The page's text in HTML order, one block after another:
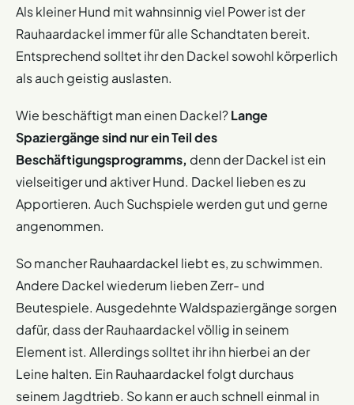
Als kleiner Hund mit wahnsinnig viel Power ist der
Rauhaardackel immer für alle Schandtaten bereit.
Entsprechend solltet ihr den Dackel sowohl körperlich
als auch geistig auslasten.
Wie beschäftigt man einen Dackel?Lange
Spaziergänge sind nur ein Teil des
Beschäftigungsprogramms, denn der Dackel ist ein
vielseitiger und aktiver Hund. Dackel lieben es zu
Apportieren. Auch Suchspiele werden gut und gerne
angenommen.
So mancher Rauhaardackel liebt es, zu schwimmen.
Andere Dackel wiederum lieben Zerr- und
Beutespiele. Ausgedehnte Waldspaziergänge sorgen
dafür, dass der Rauhaardackel völlig in seinem
Element ist. Allerdings solltet ihr ihn hierbei an der
Leine halten. Ein Rauhaardackel folgt durchaus
seinem Jagdtrieb. So kann er auch schnell einmal in